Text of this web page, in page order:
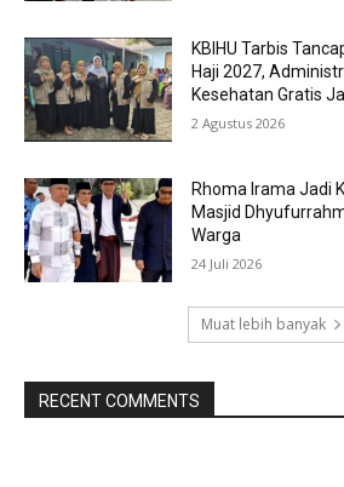
KBIHU Tarbis
Haji 2027,
Kesehatan Gratis
2 Agustus 2026
Rhoma Irama Jadi
Masjid
Warga
24 Juli 2026
Muat lebih banyak
RECENT COMMENTS